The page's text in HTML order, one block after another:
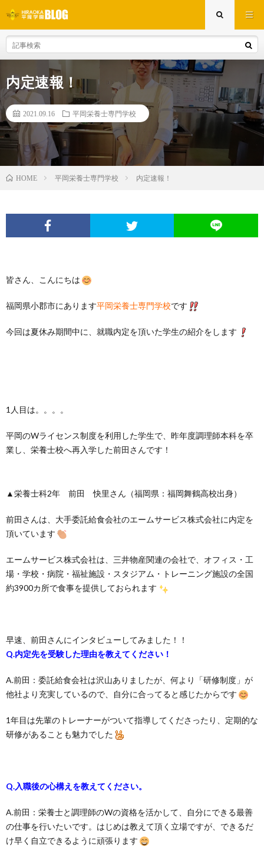
内定速報！
2021.09.16 平岡栄養士専門学校
HOME 平岡栄養士専門学校 内定速報！
皆さん、こんにちは
福岡県小郡市にあります平岡栄養士専門学校です
今回は夏休み期間中に、就職内定を頂いた学生の紹介をします
1人目は。。。。
平岡のWライセンス制度を利用した学生で、昨年度調理師本科を卒
業し、栄養士校へ再入学した前田さんです！
▲栄養士科2年 前田 快里さん（福岡県：福岡舞鶴高校出身）
前田さんは、大手委託給食会社のエームサービス株式会社に内定を
頂いています
エームサービス株式会社は、三井物産関連の会社で、オフィス・工
場・学校・病院・福祉施設・スタジアム・トレーニング施設の全国
約3900カ所で食事を提供しておられます
早速、前田さんにインタビューしてみました！！
Q.内定先を受験した理由を教えてください！
A.前田：委託給食会社は沢山ありましたが、何より「研修制度」が
他社より充実しているので、自分に合ってると感じたからです
1年目は先輩のトレーナーがついて指導してくださったり、定期的な
研修があることも魅力でした
Q.入職後の心構えを教えてください。
A.前田：栄養士と調理師のWの資格を活かして、自分にできる最善
の仕事を行いたいです。はじめは教えて頂く立場ですが、できるだ
け早く自立できるように頑張ります